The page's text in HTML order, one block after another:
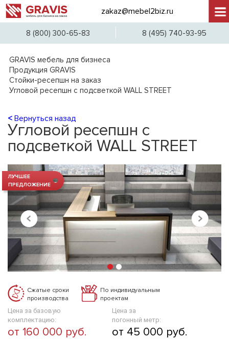
+7
zakaz@mebel2biz.ru
8 (800) 300-65-83 8 (495) 740-93-95
GRAVIS мебель для бизнеса
Продукция GRAVIS
Стойки-ресепшн на заказ
Угловой ресепшн с подсветкой WALL STREET
< Вернуться назад
Угловой ресепшн с
подсветкой WALL STREET
ЛУЧШЕЕ
ПРЕДЛОЖЕНИЕ
Сжатые сроки
производства
По индивидуальным
проектам
Цена за базовую
комплектацию:
от 160 000 руб.
Цена за
погонный метр:
от 45 000 руб.